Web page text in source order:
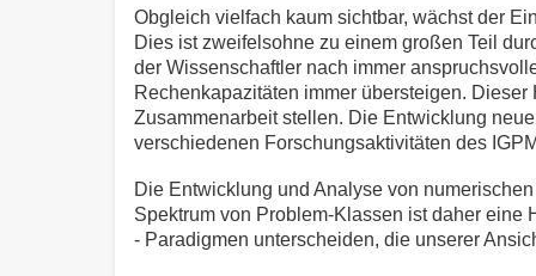
Obgleich vielfach kaum sichtbar, wächst der
Dies ist zweifelsohne zu einem großen Teil
der Wissenschaftler nach immer
Rechenkapazitäten immer übersteigen.
Zusammenarbeit stellen. Die Entwicklung
verschiedenen Forschungsaktivitäten des
Die Entwicklung und Analyse von
Spektrum von Problem-Klassen ist daher eine
- Paradigmen unterscheiden, die unserer